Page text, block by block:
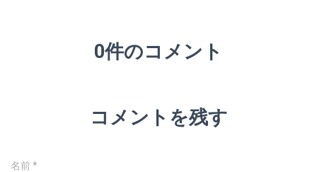
0件のコメント
コメントを残す
名前*